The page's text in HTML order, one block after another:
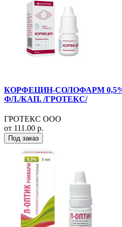
КОРФЕЦИН-СОЛОФАРМ
ФЛ./КАП. /ГРОТЕКС/
ГРОТЕКС ООО
от 111.00 р.
Под заказ